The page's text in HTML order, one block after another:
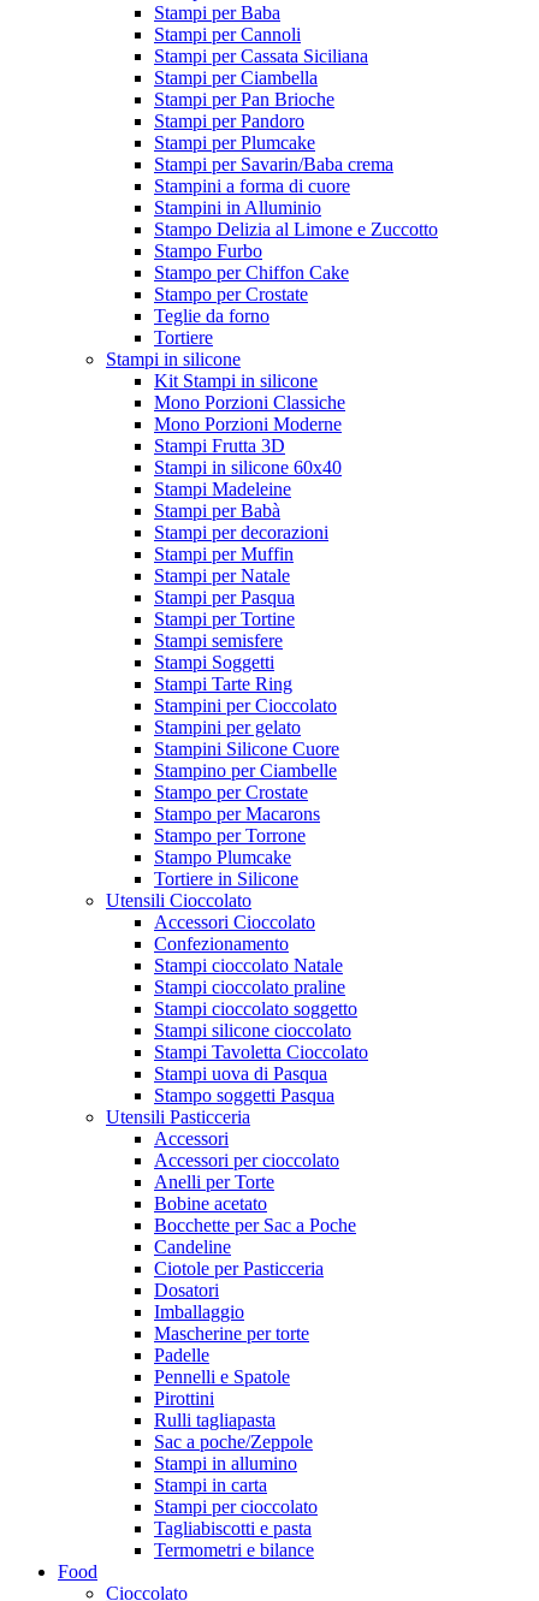
Stampi per Baba
Stampi per Cannoli
Stampi per Cassata Siciliana
Stampi per Ciambella
Stampi per Pan Brioche
Stampi per Pandoro
Stampi per Plumcake
Stampi per Savarin/Baba crema
Stampini a forma di cuore
Stampini in Alluminio
Stampo Delizia al Limone e Zuccotto
Stampo Furbo
Stampo per Chiffon Cake
Stampo per Crostate
Teglie da forno
Tortiere
Stampi in silicone
Kit Stampi in silicone
Mono Porzioni Classiche
Mono Porzioni Moderne
Stampi Frutta 3D
Stampi in silicone 60x40
Stampi Madeleine
Stampi per Babà
Stampi per decorazioni
Stampi per Muffin
Stampi per Natale
Stampi per Pasqua
Stampi per Tortine
Stampi semisfere
Stampi Soggetti
Stampi Tarte Ring
Stampini per Cioccolato
Stampini per gelato
Stampini Silicone Cuore
Stampino per Ciambelle
Stampo per Crostate
Stampo per Macarons
Stampo per Torrone
Stampo Plumcake
Tortiere in Silicone
Utensili Cioccolato
Accessori Cioccolato
Confezionamento
Stampi cioccolato Natale
Stampi cioccolato praline
Stampi cioccolato soggetto
Stampi silicone cioccolato
Stampi Tavoletta Cioccolato
Stampi uova di Pasqua
Stampo soggetti Pasqua
Utensili Pasticceria
Accessori
Accessori per cioccolato
Anelli per Torte
Bobine acetato
Bocchette per Sac a Poche
Candeline
Ciotole per Pasticceria
Dosatori
Imballaggio
Mascherine per torte
Padelle
Pennelli e Spatole
Pirottini
Rulli tagliapasta
Sac a poche/Zeppole
Stampi in allumino
Stampi in carta
Stampi per cioccolato
Tagliabiscotti e pasta
Termometri e bilance
Food
Cioccolato